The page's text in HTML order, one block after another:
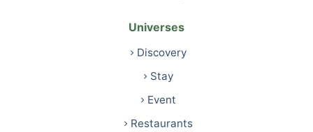
Universes
Discovery
Stay
Event
Restaurants